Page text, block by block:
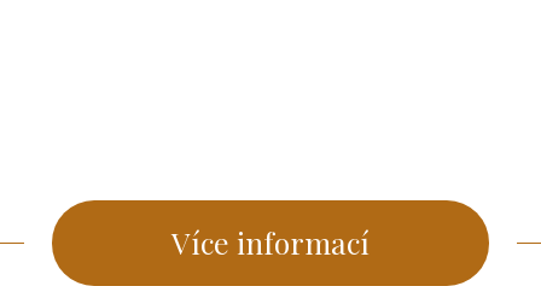
Více informací